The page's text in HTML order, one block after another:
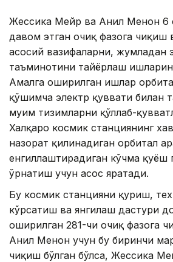
Жессика Мейр ва Анил Менон 6
давом этган очиқ фазога чиқиш
асосий вазифаларни, жумладан
таъминотини тайёрлаш
Амалга оширилган ишлар
қўшимча электр қуввати билан
муҳим тизимларни қўллаб-
Халқаро космик станциянинг
назорат қилинадиган орбитал
енгиллаштирадиган кўчма қуёш
ўрнатиш учун асос яратади.
Бу космик станцияни қуриш,
кўрсатиш ва янгилаш дастури
оширилган 281-чи очиқ фазога
Анил Менон учун бу биринчи
чиқиш бўлган бўлса, Жессика